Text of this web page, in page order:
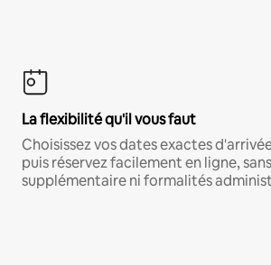
La flexibilité qu'il vous faut
Choisissez vos dates exactes
puis réservez facilement en ligne,
supplémentaire ni formalités